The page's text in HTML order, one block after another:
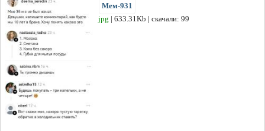
Мем-931
jpg | 633.31Kb | скачали: 99